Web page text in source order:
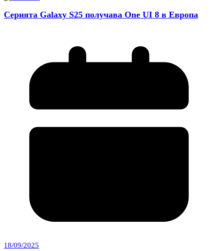
Серията Galaxy S25 получава One UI 8 в Европа
18/09/2025